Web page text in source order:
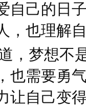
自己的日
，也理解
梦想不
也需要勇
让自己变